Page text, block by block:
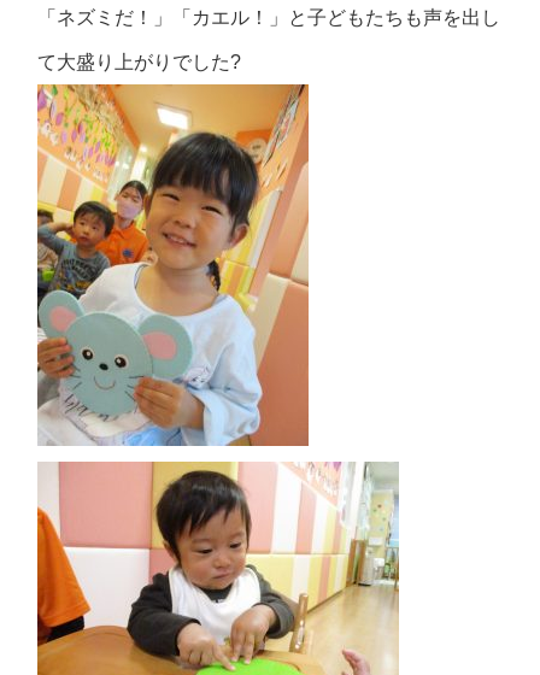
「ネズミだ！」「カエル！」と子どもたちも声を出し
て大盛り上がりでした?